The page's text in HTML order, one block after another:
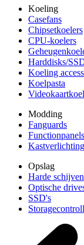
Koeling
Casefans
Chipsetkoelers
CPU-koelers
Harddisks/
Koeling
Koelpasta
Modding
Fanguards
Functionpanels
Kastverlichting
Opslag
Harde schijven
Optische
SSD's